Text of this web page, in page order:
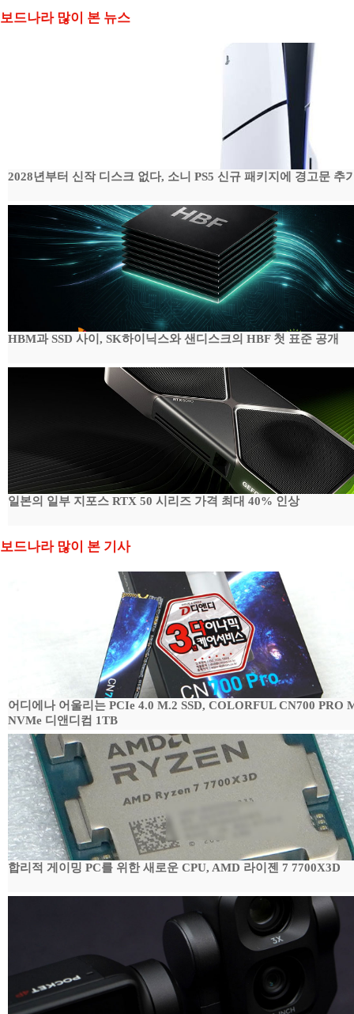
보드나라 많이 본 뉴스
2028년부터 신작 디스크 없다, 소니 PS5 신규 패키지에 경고문 추
HBM과 SSD 사이, SK하이닉스와 샌디스크의 HBF 첫 표준 공개
일본의 일부 지포스 RTX 50 시리즈 가격 최대 40% 인상
보드나라 많이 본 기사
어디에나 어울리는 PCIe 4.0 M.2 SSD, COLORFUL CN700 PRO
NVMe 디앤디컴 1TB
합리적 게이밍 PC를 위한 새로운 CPU, AMD 라이젠 7 7700X3D